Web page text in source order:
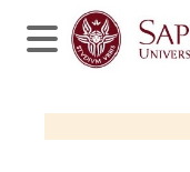
Vai al contenuto principale
Pannello laterale